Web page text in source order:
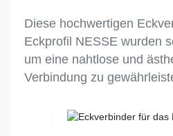
Diese hochwertigen
Eckprofil NESSE wurden
um eine nahtlose und
Verbindung zu